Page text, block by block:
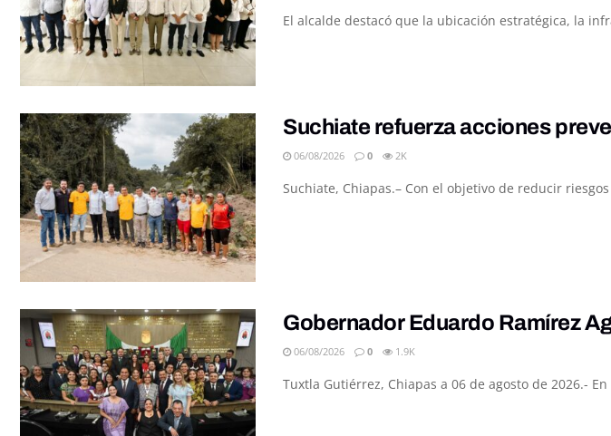
El alcalde destacó que la ubicación estratégica, la
Suchiate refuerza acciones
06/08/2026 0 2K
Suchiate, Chiapas.– Con el objetivo de reducir
Gobernador Eduardo Ramírez
06/08/2026 0 1.9K
Tuxtla Gutiérrez, Chiapas a 06 de agosto de 2026.-